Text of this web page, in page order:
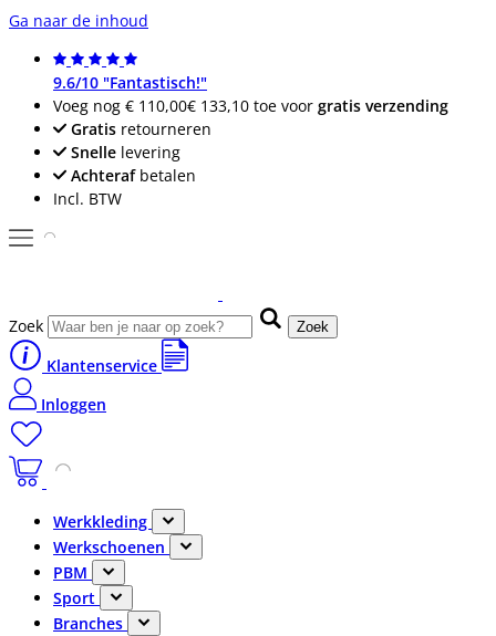
Ga naar de inhoud
9.6/10 "Fantastisch!"
Voeg nog € 110,00€ 133,10 toe voor gratis verzending
Gratis retourneren
Snelle levering
Achterafbetalen
Incl. BTW
Zoek Zoek
Klantenservice
Inloggen
Werkkleding
Werkschoenen
PBM
Sport
Branches